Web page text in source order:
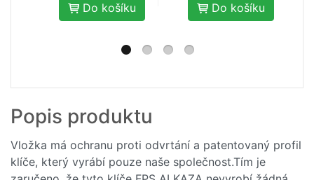
Do košíku Do košíku
- 10
Klíč EVVA k vložce
FPS
206,- Kč 185,-
Popis produktu
Vložka má ochranu proti odvrtání a patentovaný profil
klíče, který vyrábí pouze naše společnost.Tím je